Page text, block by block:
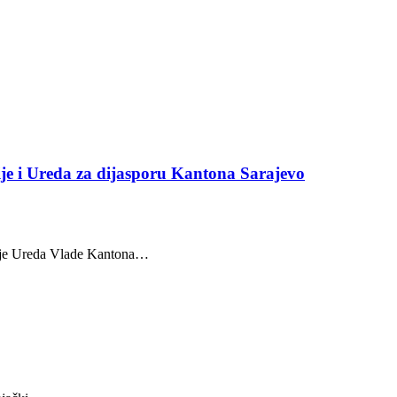
i Ureda za dijasporu Kantona Sarajevo
Ureda Vlade Kantona…